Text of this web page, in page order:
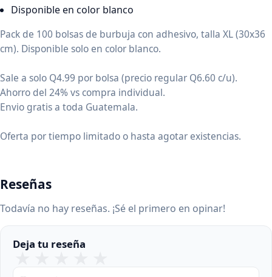
Disponible en color blanco
Pack de 100 bolsas de burbuja con adhesivo, talla XL (30x36
cm). Disponible solo en color blanco.
Sale a solo Q4.99 por bolsa (precio regular Q6.60 c/u).
Ahorro del 24% vs compra individual.
Envio gratis a toda Guatemala.
Oferta por tiempo limitado o hasta agotar existencias.
Reseñas
Todavía no hay reseñas. ¡Sé el primero en opinar!
Deja tu reseña